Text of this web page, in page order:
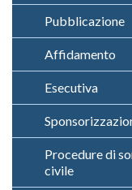
Pubblicazione
Affidamento
Esecutiva
Procedure di
civile